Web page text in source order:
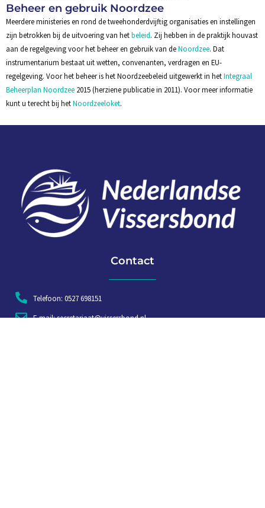
Beheer en gebruik Noordzee
Meerdere ministeries en rond de tweehonderdvijftig organisaties en instellingen
zijn betrokken bij de uitvoering van hetbeleid. Zij hebben in de praktijk houvast
aan de regelgeving voor het beheer en gebruik van deNoordzee. Dat
instrumentarium bestaat uit wetten, convenanten, verdragen en EU-
regelgeving. Voor het beheer is het Noordzeebeleid uitgewerkt in hetIntegraal
Beheerplan Noordzee 2015 (herziene publicatie in 2011). Voor meer informatie
kunt u terecht bij hetNoordzeeloket.
Contact
Telefoon: 0527 698151
E-mail: secretariaat@vissersbond.nl